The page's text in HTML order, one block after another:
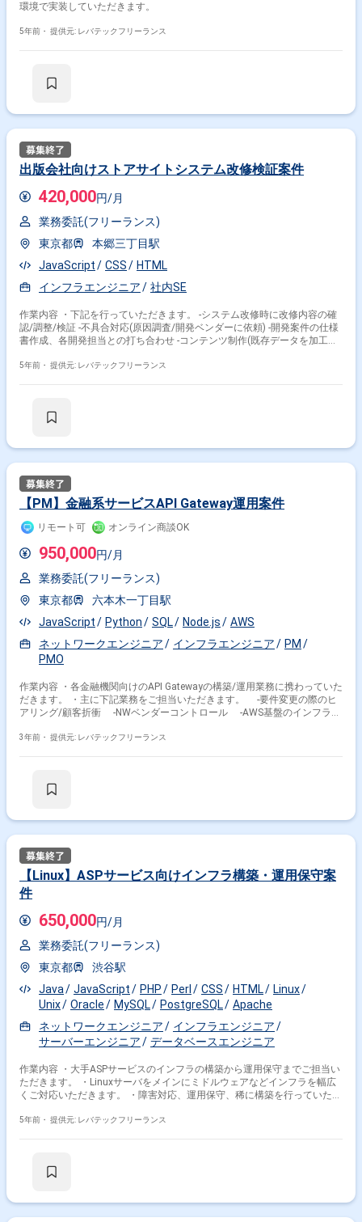
環境で実装していただきます。
5年前・ 提供元: レバテックフリーランス
出版会社向けストアサイトシステム改修検証案件
420,000円/月
業務委託(フリーランス)
東京都
本郷三丁目駅
JavaScript
CSS
HTML
インフラエンジニア
社内SE
作業内容 ・下記を行っていただきます。 -システム改修時に改修内容の確
認/調整/検証 -不具合対応(原因調査/開発ベンダーに依頼) -開発案件の仕様
書作成、各開発担当との打ち合わせ -コンテンツ制作(既存データを加工
サポート
5年前・ 提供元: レバテックフリーランス
【PM】金融系サービスAPI Gateway運用案件
リモート可 オンライン商談OK
950,000円/月
業務委託(フリーランス)
東京都
六本木一丁目駅
JavaScript
Python SQL Node.js
AWS
ネットワークエンジニア
インフラエンジニア
PM
PMO
作業内容 ・各金融機関向けのAPI Gatewayの構築/運用業務に携わっていた
だきます。 ・主に下記業務をご担当いただきます。 -要件変更の際のヒ
アリング/顧客折衝 -NWベンダーコントロール -AWS基盤のインフラ環
定変更
3年前・ 提供元: レバテックフリーランス
【Linux】ASPサービス向けインフラ構築・運用保守案
件
650,000円/月
業務委託(フリーランス)
東京都
渋谷駅
Java
JavaScript PHP Perl CSS HTML
Linux
Unix
Oracle MySQL PostgreSQL
Apache
ネットワークエンジニア
インフラエンジニア
サーバーエンジニア
データベースエンジニア
作業内容 ・大手ASPサービスのインフラの構築から運用保守までご担当い
ただきます。 ・Linuxサーバをメインにミドルウェアなどインフラを幅広
くご対応いただきます。 ・障害対応、運用保守、稀に構築を行っていただ
す。 ・また、新規サービスのネットワーク・サーバ設計構築をお任せする
5年前・ 提供元: レバテックフリーランス